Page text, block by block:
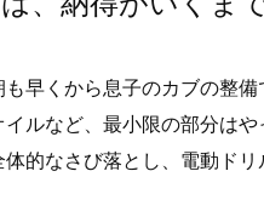
早くから息子のカブの整備
イルなど、最小限の部分は
体的なさび落とし、電動ド